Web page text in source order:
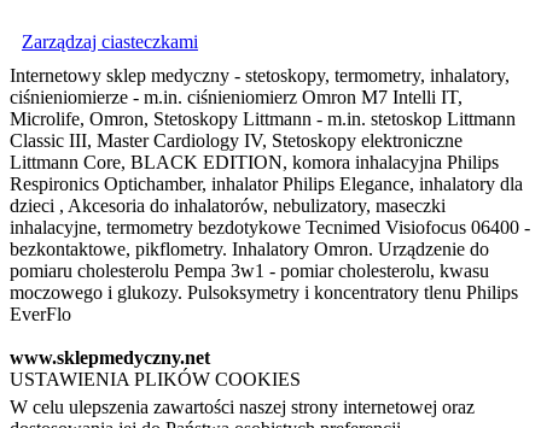
Zarządzaj ciasteczkami
Internetowy sklep medyczny - stetoskopy, termometry, inhalatory,
ciśnieniomierze - m.in. ciśnieniomierz Omron M7 Intelli IT,
Microlife, Omron, Stetoskopy Littmann - m.in. stetoskop Littmann
Classic III, Master Cardiology IV, Stetoskopy elektroniczne
Littmann Core, BLACK EDITION, komora inhalacyjna Philips
Respironics Optichamber, inhalator Philips Elegance, inhalatory dla
dzieci , Akcesoria do inhalatorów, nebulizatory, maseczki
inhalacyjne, termometry bezdotykowe Tecnimed Visiofocus 06400 -
bezkontaktowe, pikflometry. Inhalatory Omron. Urządzenie do
pomiaru cholesterolu Pempa 3w1 - pomiar cholesterolu, kwasu
moczowego i glukozy. Pulsoksymetry i koncentratory tlenu Philips
EverFlo
www.sklepmedyczny.net
USTAWIENIA PLIKÓW COOKIES
W celu ulepszenia zawartości naszej strony internetowej oraz